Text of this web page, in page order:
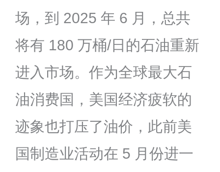
场，到 2025 年 6 月，总共
将有 180 万桶/日的石油重新
进入市场。作为全球最大石
油消费国，美国经济疲软的
迹象也打压了油价，此前美
国制造业活动在 5 月份进一